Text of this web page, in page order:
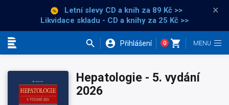
Letní slevy CD a knih za 89 Kč >>
Likvidace skladu - CD a knihy za 25 Kč >>
×
Přihlášení 0
Hepatologie - 5. vydání
2026